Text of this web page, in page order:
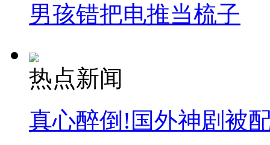
男孩错把电推当梳子
热点新闻
真心醉倒!国外神剧被